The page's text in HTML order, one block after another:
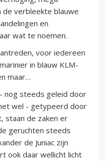
de verbleekte blauwe
en
wat te noemen.
voor iedereen
in blauw KLM-
maar…
nog steeds geleid door
wel - getypeerd door
staan de zaken er
geruchten steeds
de Juniac zijn
ook daar wellicht licht